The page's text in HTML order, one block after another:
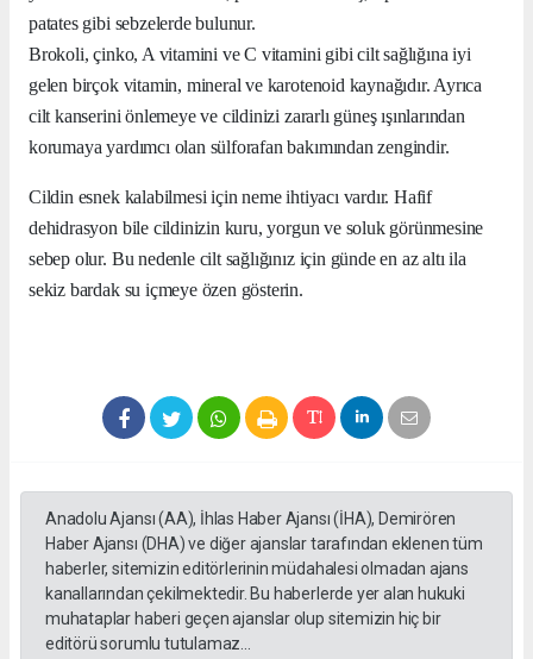
patates gibi sebzelerde bulunur.
Brokoli, çinko, A vitamini ve C vitamini gibi cilt sağlığına iyi
gelen birçok vitamin, mineral ve karotenoid kaynağıdır. Ayrıca
cilt kanserini önlemeye ve cildinizi zararlı güneş ışınlarından
korumaya yardımcı olan sülforafan bakımından zengindir.
Cildin esnek kalabilmesi için neme ihtiyacı vardır. Hafif
dehidrasyon bile cildinizin kuru, yorgun ve soluk görünmesine
sebep olur. Bu nedenle cilt sağlığınız için günde en az altı ila
sekiz bardak su içmeye özen gösterin.
Anadolu Ajansı (AA), İhlas Haber Ajansı (İHA), Demirören
Haber Ajansı (DHA) ve diğer ajanslar tarafından eklenen tüm
haberler, sitemizin editörlerinin müdahalesi olmadan ajans
kanallarından çekilmektedir. Bu haberlerde yer alan hukuki
muhataplar haberi geçen ajanslar olup sitemizin hiç bir
editörü sorumlu tutulamaz...